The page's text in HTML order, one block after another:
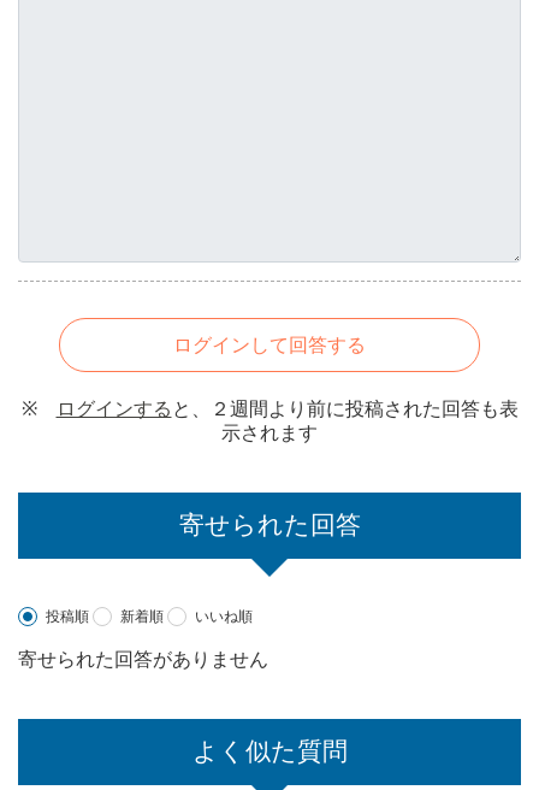
ログインして回答する
※ ログインすると、２週間より前に投稿された回答も表
示されます
寄せられた回答
投稿順 新着順 いいね順
寄せられた回答がありません
よく似た質問